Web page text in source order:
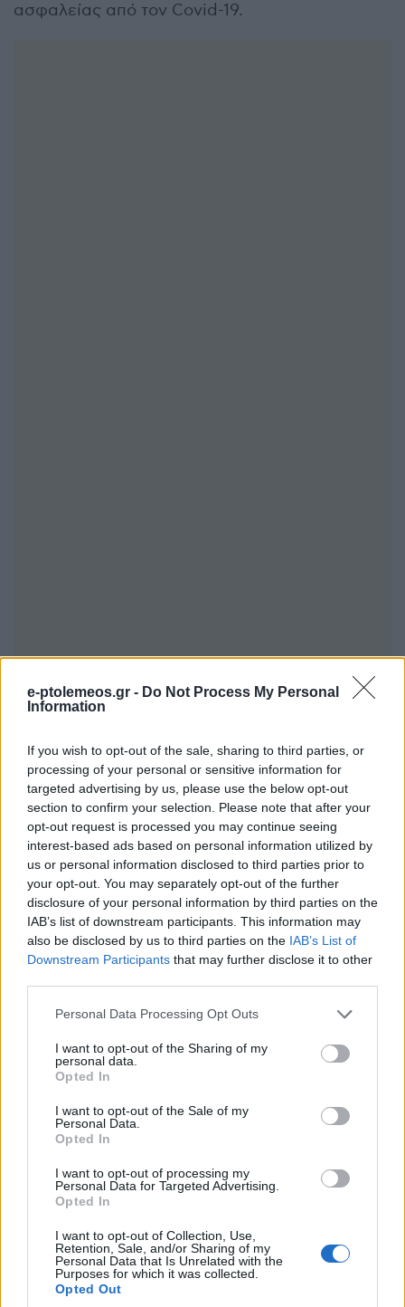
e-ptolemeos.gr - Do Not Process My Personal
Information
If you wish to opt-out of the sale, sharing to third parties, or
processing of your personal or sensitive information for
targeted advertising by us, please use the below opt-out
section to confirm your selection. Please note that after your
opt-out request is processed you may continue seeing
interest-based ads based on personal information utilized by
us or personal information disclosed to third parties prior to
your opt-out. You may separately opt-out of the further
disclosure of your personal information by third parties on the
IAB’s list of downstream participants. This information may
also be disclosed by us to third parties on the IAB’s List of
Downstream Participants that may further disclose it to other
Please note that this website/app uses one or more Google
not limited to your visit or usage behaviour. You may click to
grant or deny consent to Google and its third-party tags to
use your data for below specified purposes in below Google
consent section.
Personal Data Processing Opt Outs
I want to opt-out of the Sharing of my
personal data.
Opted In
I want to opt-out of the Sale of my
Personal Data.
Opted In
I want to opt-out of processing my
Personal Data for Targeted Advertising.
Opted In
I want to opt-out of Collection, Use,
Retention, Sale, and/or Sharing of my
Personal Data that Is Unrelated with the
Purposes for which it was collected.
Opted Out
ασφαλείας από τον Covid-19.